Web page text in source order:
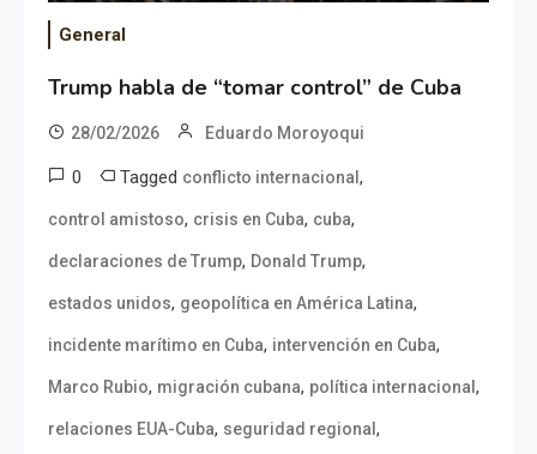
General
Trump habla de “tomar control” de Cuba
28/02/2026 Eduardo Moroyoqui
0 Tagged conflicto internacional,
control amistoso, crisis en Cuba, cuba,
declaraciones de Trump, Donald Trump,
estados unidos, geopolítica en América Latina,
incidente marítimo en Cuba, intervención en Cuba,
Marco Rubio, migración cubana, política internacional,
relaciones EUA-Cuba, seguridad regional,